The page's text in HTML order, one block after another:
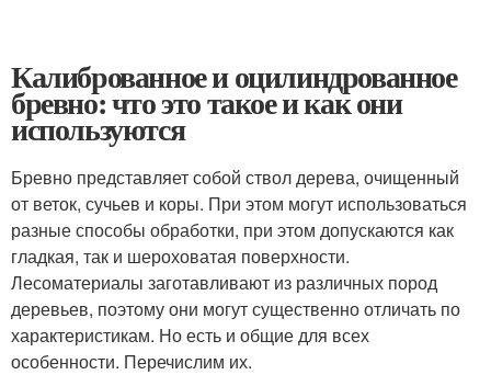
Калиброванное и оцилиндрованное
бревно: что это такое и как они
используются
Бревно представляет собой ствол дерева, очищенный
от веток, сучьев и коры. При этом могут использоваться
разные способы обработки, при этом допускаются как
гладкая, так и шероховатая поверхности.
Лесоматериалы заготавливают из различных пород
деревьев, поэтому они могут существенно отличать по
характеристикам. Но есть и общие для всех
особенности. Перечислим их.